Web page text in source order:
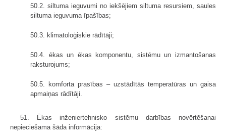
50.2. siltuma ieguvumi no iekšējiem siltuma resursiem, saules
siltuma ieguvuma īpašības;
50.3. klimatoloģiskie rādītāji;
50.4. ēkas un ēkas komponentu, sistēmu un izmantošanas
raksturojums;
50.5. komforta prasības – uzstādītās temperatūras un gaisa
apmaiņas rādītāji.
51. Ēkas inženiertehnisko sistēmu darbības novērtēšanai
nepieciešama šāda informācija: